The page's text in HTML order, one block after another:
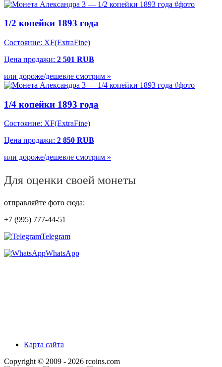
1/2 копейки 1893 года
Состояние: XF(ExtraFine)
Цена продажи: 2 501 RUB
или дороже/дешевле смотрим »
1/4 копейки 1893 года
Состояние: XF(ExtraFine)
Цена продажи: 2 850 RUB
или дороже/дешевле смотрим »
Для оценки своей монеты
отправляйте фото сюда:
+7 (995) 777-44-51
Telegram
WhatsApp
Карта сайта
Copyright © 2009 - 2026 rcoins.com